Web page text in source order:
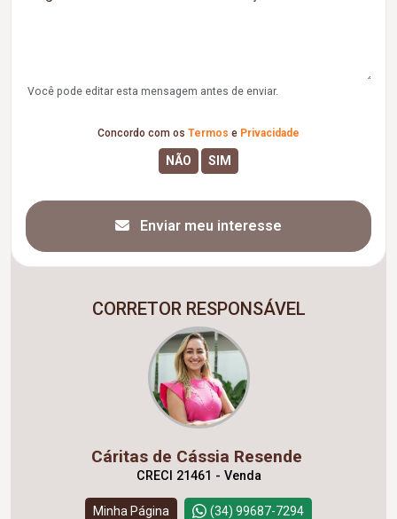
Você pode editar esta mensagem antes de enviar.
Concordo com os Termos e Privacidade
Enviar meu interesse
CORRETOR RESPONSÁVEL
Cáritas de Cássia Resende
CRECI 21461 - Venda
Minha Página (34) 99687-7294